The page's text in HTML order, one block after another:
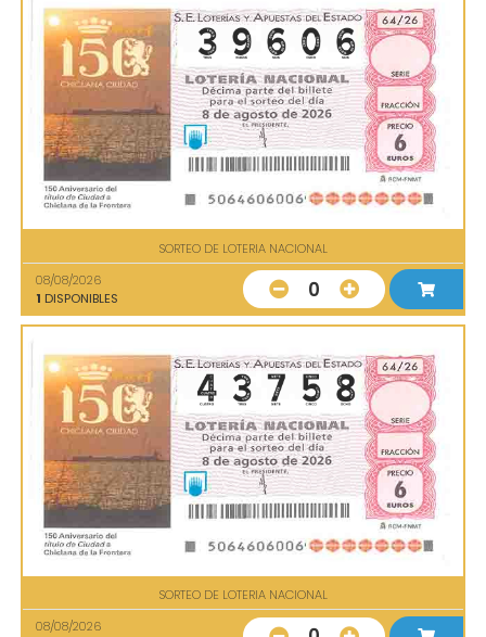
SORTEO DE LOTERIA NACIONAL
08/08/2026
1 DISPONIBLES 0
SORTEO DE LOTERIA NACIONAL
08/08/2026